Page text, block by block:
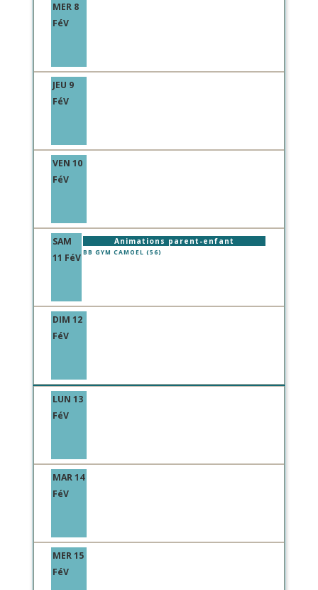
MER 8
FéV
JEU 9
FéV
VEN 10
FéV
SAM
11 FéV
Animations parent-enfant
BB GYM CAMOEL (56)
DIM 12
FéV
LUN 13
FéV
MAR 14
FéV
MER 15
FéV